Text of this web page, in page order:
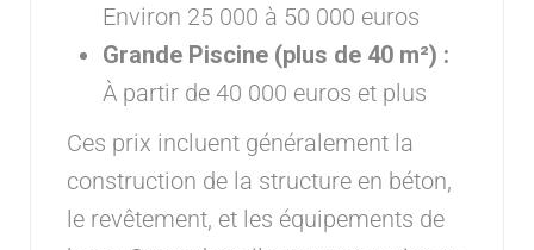
Environ 25 000 à 50 000 euros
Grande Piscine (plus de 40 m²) :
À partir de 40 000 euros et plus
Ces prix incluent généralement la
construction de la structure en béton,
le revêtement, et les équipements de